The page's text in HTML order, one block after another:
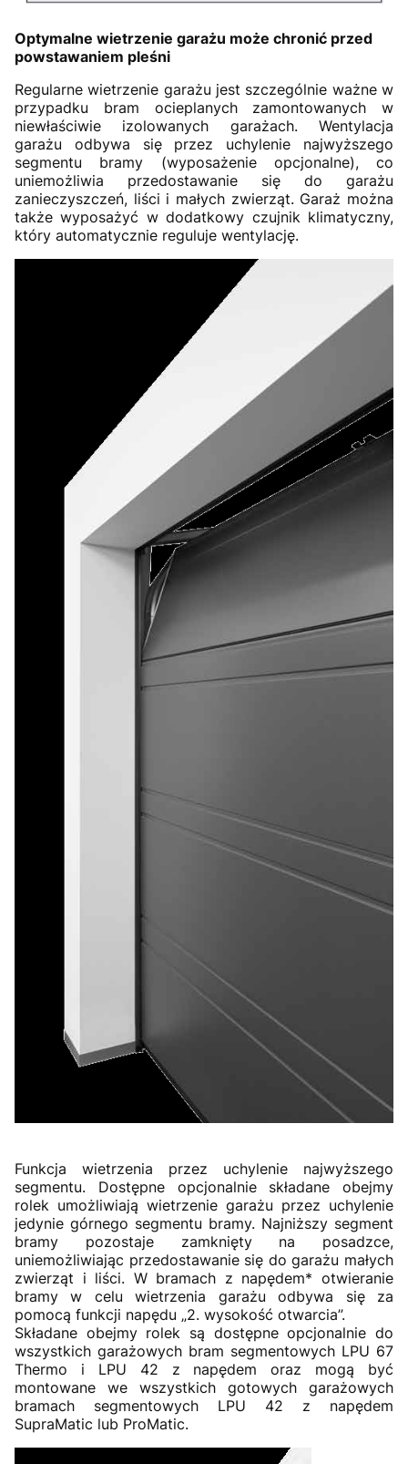
Optymalne wietrzenie garażu może chronić przed
powstawaniem pleśni
Regularne wietrzenie garażu jest szczególnie ważne w
przypadku bram ocieplanych zamontowanych w
niewłaściwie izolowanych garażach. Wentylacja
garażu odbywa się przez uchylenie najwyższego
segmentu bramy (wyposażenie opcjonalne), co
uniemożliwia przedostawanie się do garażu
zanieczyszczeń, liści i małych zwierząt. Garaż można
także wyposażyć w dodatkowy czujnik klimatyczny,
który automatycznie reguluje wentylację.
Funkcja wietrzenia przez uchylenie najwyższego
segmentu. Dostępne opcjonalnie składane obejmy
rolek umożliwiają wietrzenie garażu przez uchylenie
jedynie górnego segmentu bramy. Najniższy segment
bramy pozostaje zamknięty na posadzce,
uniemożliwiając przedostawanie się do garażu małych
zwierząt i liści. W bramach z napędem* otwieranie
bramy w celu wietrzenia garażu odbywa się za
pomocą funkcji napędu „2. wysokość otwarcia”.
Składane obejmy rolek są dostępne opcjonalnie do
wszystkich garażowych bram segmentowych LPU 67
Thermo i LPU 42 z napędem oraz mogą być
montowane we wszystkich gotowych garażowych
bramach segmentowych LPU 42 z napędem
SupraMatic lub ProMatic.